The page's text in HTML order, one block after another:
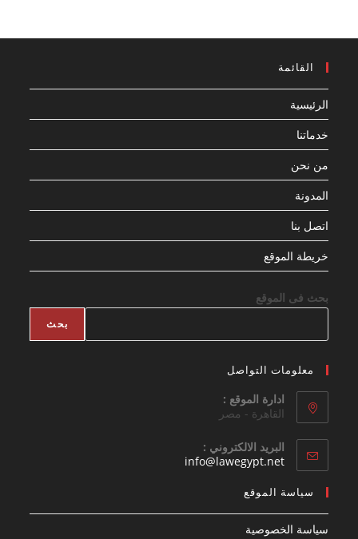
القائمة
الرئيسية
خدماتنا
من نحن
المدونة
اتصل بنا
خريطة الموقع
بحث فى الموقع
بحث
معلومات التواصل
ادارة الموقع :
القاهرة - مصر
البريد الالكتروني :
info@lawegypt.net
سياسة الموقع
سياسة الخصوصية